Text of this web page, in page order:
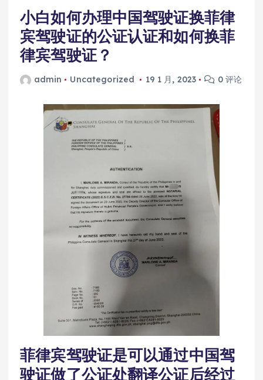
小白如何办理中国驾驶证换菲律
宾驾驶证的公证认证和如何换菲
律宾驾驶证？
admin Uncategorized 19 1 月, 2023 0 评论
菲律宾驾驶证是可以通过中国驾
驶证做了公证处翻译公证后经过